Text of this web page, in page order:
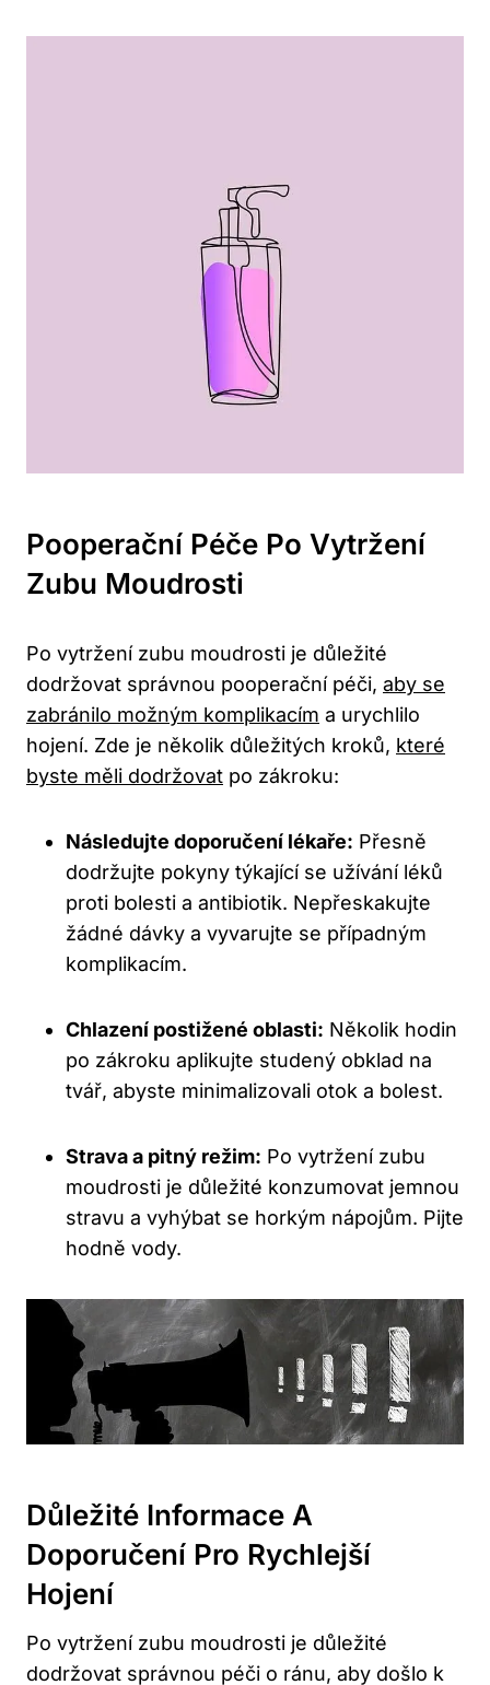
Pooperační Péče Po Vytržení
Zubu Moudrosti
Po vytržení zubu moudrosti je důležité
dodržovat správnou pooperační péči, aby se
zabránilo možným komplikacím a urychlilo
hojení. Zde je několik důležitých kroků, které
byste měli dodržovat po zákroku:
Následujte doporučení lékaře: Přesně
dodržujte pokyny týkající se užívání léků
proti bolesti a antibiotik. Nepřeskakujte
žádné dávky a vyvarujte se případným
komplikacím.
Chlazení postižené oblasti: Několik hodin
po zákroku aplikujte studený obklad na
tvář, abyste minimalizovali otok a bolest.
Strava a pitný režim: Po vytržení zubu
moudrosti je důležité konzumovat jemnou
stravu a vyhýbat se horkým nápojům. Pijte
hodně vody.
Důležité Informace A
Doporučení Pro Rychlejší
Hojení
Po vytržení zubu moudrosti je důležité
dodržovat správnou péči o ránu, aby došlo k